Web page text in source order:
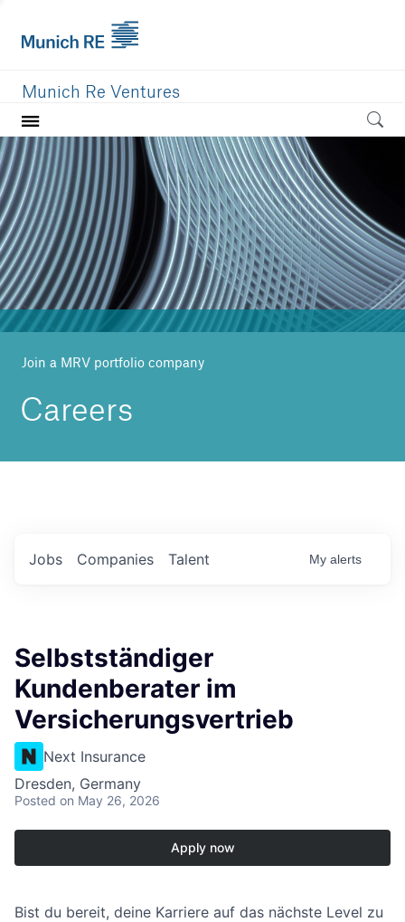
Munich Re Ventures
Home
Our value
Portfolio
Investment areas
Team
News
Join a MRV portfolio company
Careers
Jobs Companies Talent My alerts
Selbstständiger
Kundenberater im
Versicherungsvertrieb
Next Insurance
Dresden, Germany
Posted on May 26, 2026
Apply now
Bist du bereit, deine Karriere auf das nächste Level zu